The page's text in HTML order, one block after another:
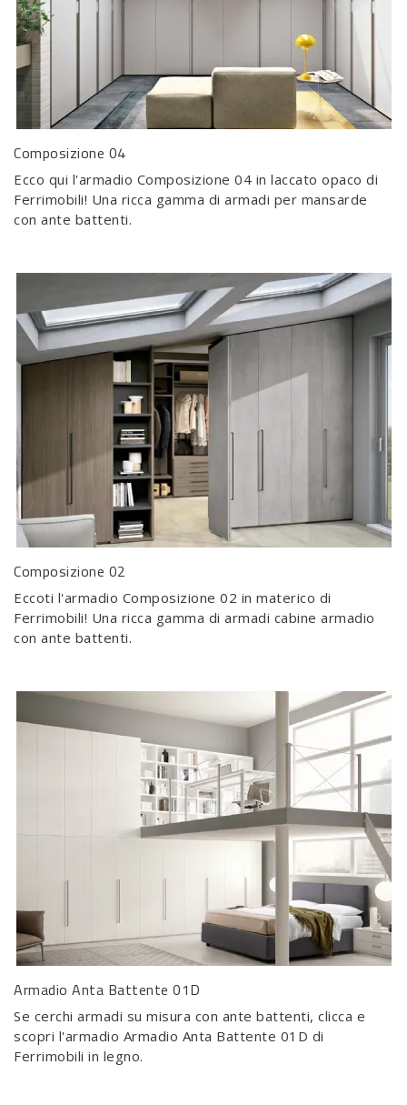
Composizione 04
Ecco qui l'armadio Composizione 04 in laccato opaco di
Ferrimobili! Una ricca gamma di armadi per mansarde
con ante battenti.
Composizione 02
Eccoti l'armadio Composizione 02 in materico di
Ferrimobili! Una ricca gamma di armadi cabine armadio
con ante battenti.
Armadio Anta Battente 01D
Se cerchi armadi su misura con ante battenti, clicca e
scopri l'armadio Armadio Anta Battente 01D di
Ferrimobili in legno.